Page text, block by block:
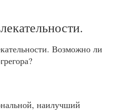
Возможно ли
наилучший